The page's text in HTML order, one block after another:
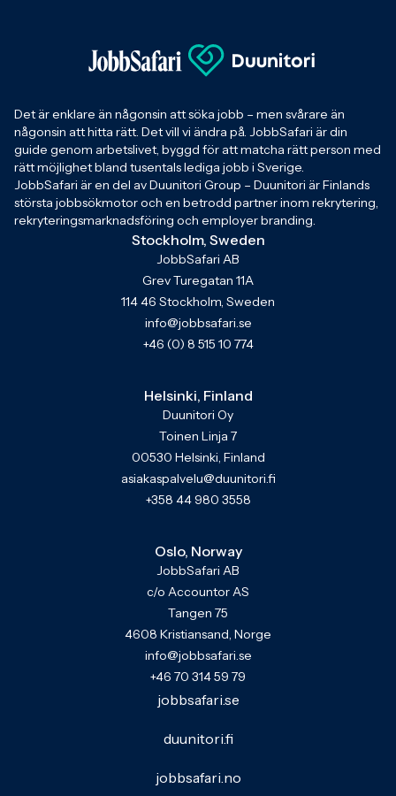
Det är enklare än någonsin att söka jobb – men svårare än
någonsin att hitta rätt. Det vill vi ändra på. JobbSafari är din
guide genom arbetslivet, byggd för att matcha rätt person med
rätt möjlighet bland tusentals lediga jobb i Sverige.
JobbSafari är en del av Duunitori Group – Duunitori är Finlands
största jobbsökmotor och en betrodd partner inom rekrytering,
rekryteringsmarknadsföring och employer branding.
Stockholm, Sweden
JobbSafari AB
Grev Turegatan 11A
114 46 Stockholm, Sweden
info@jobbsafari.se
+46 (0) 8 515 10 774
Helsinki, Finland
Duunitori Oy
Toinen Linja 7
00530 Helsinki, Finland
asiakaspalvelu@duunitori.fi
+358 44 980 3558
Oslo, Norway
JobbSafari AB
c/o Accountor AS
Tangen 75
4608 Kristiansand, Norge
info@jobbsafari.se
+46 70 314 59 79
jobbsafari.se
duunitori.fi
jobbsafari.no